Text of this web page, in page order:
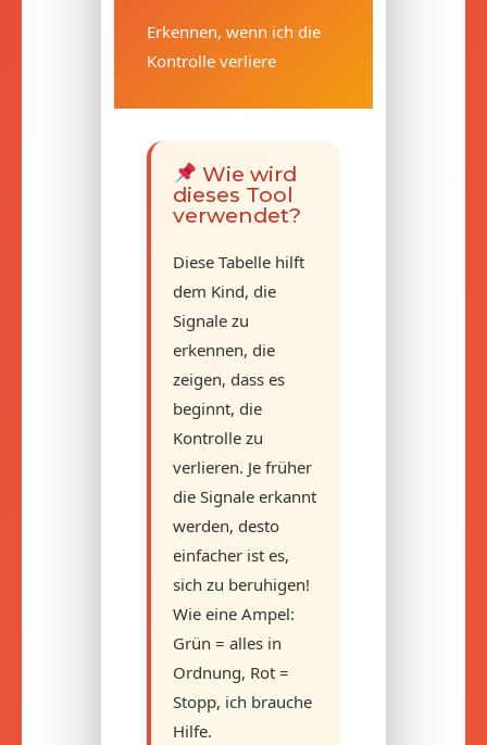
Erkennen, wenn ich die
Kontrolle verliere
Wie wird
dieses Tool
verwendet?
Diese Tabelle hilft
dem Kind, die
Signale zu
erkennen, die
zeigen, dass es
beginnt, die
Kontrolle zu
verlieren. Je früher
die Signale erkannt
werden, desto
einfacher ist es,
sich zu beruhigen!
Wie eine Ampel:
Grün = alles in
Ordnung, Rot =
Stopp, ich brauche
Hilfe.